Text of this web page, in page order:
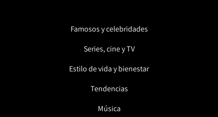
Famosos y celebridades
Series, cine y TV
Estilo de vida y bienestar
Tendencias
Música